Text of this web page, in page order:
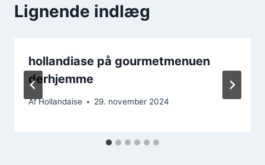
Lignende indlæg
hollandiase på gourmetmenuen
derhjemme
AfHollandaise 29. november 2024